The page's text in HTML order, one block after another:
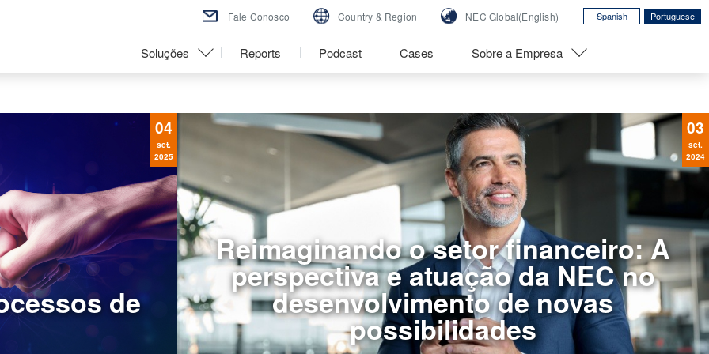
Spanish Portuguese
Soluções Reports Podcast Cases Sobre a Empresa
Fale Conosco Country & Region NEC Global(English)
04
set.
2025
de
03
set.
2024
Reimaginando o setor financeiro: A
perspectiva e atuação da NEC no
desenvolvimento de novas
possibilidades